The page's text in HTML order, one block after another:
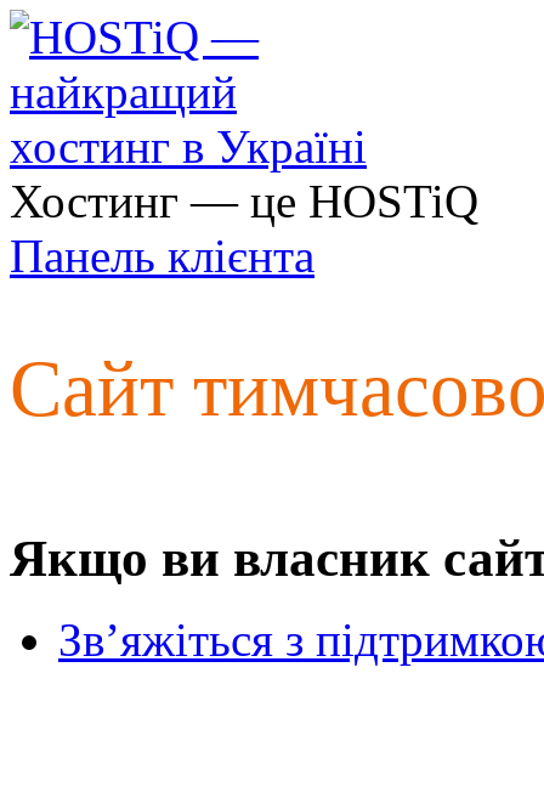
Хостинг — це HOSTiQ
Панель клієнта
Сайт
Якщо ви власник
Зв’яжіться з